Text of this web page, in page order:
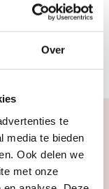
Over
te
media te bieden
Ook delen we
met onze
2026